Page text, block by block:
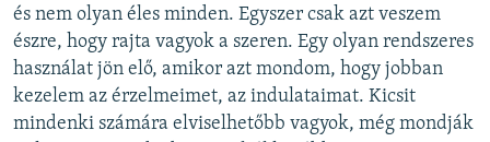
és nem olyan éles minden. Egyszer csak azt veszem
észre, hogy rajta vagyok a szeren. Egy olyan rendszeres
használat jön elő, amikor azt mondom, hogy jobban
kezelem az érzelmeimet, az indulataimat. Kicsit
mindenki számára elviselhetőbb vagyok, még mondják